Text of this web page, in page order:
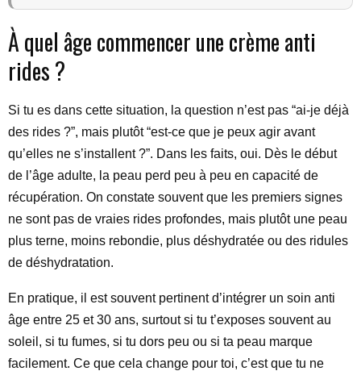
À quel âge commencer une crème anti
rides ?
Si tu es dans cette situation, la question n’est pas “ai-je déjà
des rides ?”, mais plutôt “est-ce que je peux agir avant
qu’elles ne s’installent ?”. Dans les faits, oui. Dès le début
de l’âge adulte, la peau perd peu à peu en capacité de
récupération. On constate souvent que les premiers signes
ne sont pas de vraies rides profondes, mais plutôt une peau
plus terne, moins rebondie, plus déshydratée ou des ridules
de déshydratation.
En pratique, il est souvent pertinent d’intégrer un soin anti
âge entre 25 et 30 ans, surtout si tu t’exposes souvent au
soleil, si tu fumes, si tu dors peu ou si ta peau marque
facilement. Ce que cela change pour toi, c’est que tu ne